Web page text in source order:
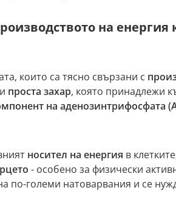
на
които са тясно свързани с
проста захар, която принадлежи
на аденозинтрифосфата
носител на енергия в
- особено за физически
по-големи натоварвания и се